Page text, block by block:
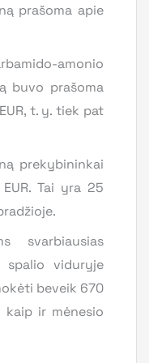
prašoma apie
amonio
buvo prašoma
t. y. tiek pat
prekybininkai
Tai yra 25
svarbiausias
spalio viduryje
beveik 670
ir mėnesio